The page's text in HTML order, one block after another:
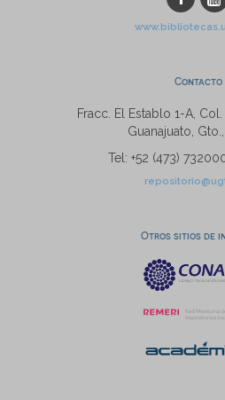
Contacto
Fracc. El Establo 1-A,
Guanajuato,
Tel: +52 (473)
Otros sitios de